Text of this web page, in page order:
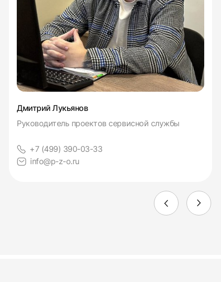
Дмитрий Лукьянов
Руководитель проектов сервисной службы
+7 (499) 390-03-33
info@p-z-o.ru